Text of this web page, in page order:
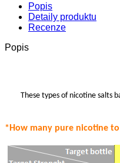
Popis
Detaily produktu
Recenze
Popis
These types of nicotine salts
*How many pure nicotine